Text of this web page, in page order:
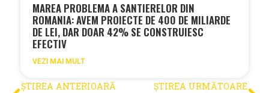
MAREA PROBLEMA A SANTIERELOR DIN
ROMANIA: AVEM PROIECTE DE 400 DE MILIARDE
DE LEI, DAR DOAR 42% SE CONSTRUIESC
EFECTIV
VEZI MAI MULT
ȘTIREA ANTERIOARĂ ȘTIREA URMĂTOARE